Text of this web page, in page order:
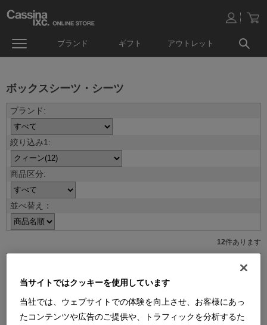
ブランド ギフト アウトレット
ボックスシーツ・シーツ
並べ替え：
12件あります
当サイトではクッキーを使用しています
当社では、ウェブサイトでの体験を向上させ、お客様にあっ
たコンテンツや広告のご提供や、トラフィックを分析するた